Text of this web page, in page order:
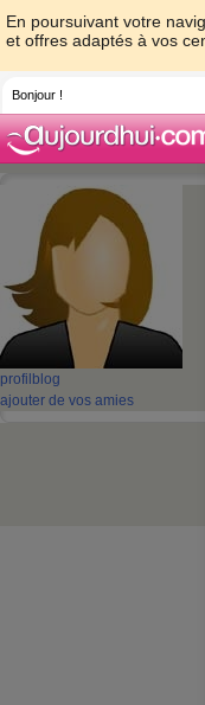
En poursuivant votre
et offres adaptés à vos
Bonjour !
profil blog
ajouter de vos amies